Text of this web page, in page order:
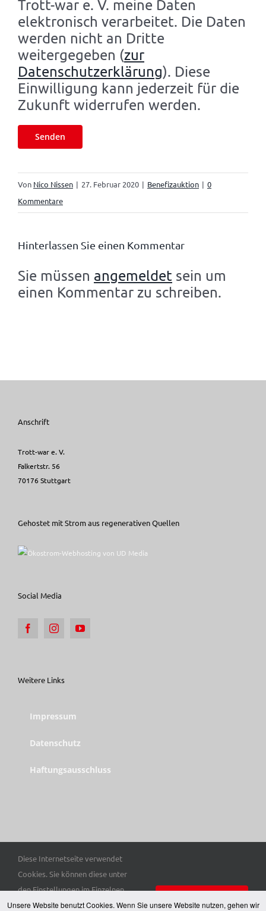
Trott-war e. V. meine Daten
elektronisch verarbeitet. Die Daten
werden nicht an Dritte
weitergegeben (zur
Datenschutzerklärung). Diese
Einwilligung kann jederzeit für die
Zukunft widerrufen werden.
Von Nico Nissen | 27. Februar 2020 | Benefizauktion | 0
Kommentare
Hinterlassen Sie einen Kommentar
Sie müssen angemeldet sein um
einen Kommentar zu schreiben.
Anschrift
Trott-war e. V.
Falkertstr. 56
70176 Stuttgart
Gehostet mit Strom aus regenerativen Quellen
Social Media
Weitere Links
Impressum
Datenschutz
Haftungsausschluss
© Copyright 2025 Trott-war e. V. | Alle Rechte vorbehalten.
Diese Internetseite verwendet
Cookies. Sie können diese unter
den Einstellungen im Einzelnen
auswählen. Hier finden Sie unsere
Unsere Website benutzt Cookies. Wenn Sie unsere Website nutzen, gehen wir